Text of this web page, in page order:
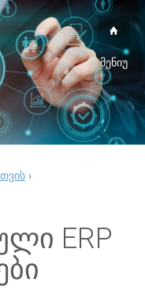
მენიუ
›
ERP